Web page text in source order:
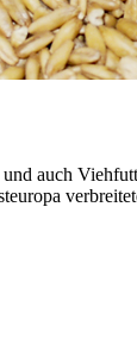
auch